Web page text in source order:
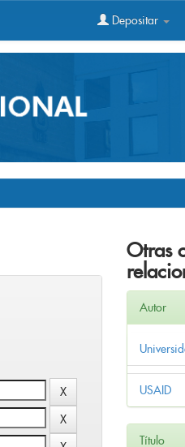
Depositar
Otras
Autor
USAID
Título